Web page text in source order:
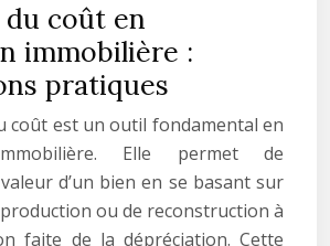
coût en
immobilière :
pratiques
coût est un outil fondamental en
Elle permet de
d’un bien en se basant sur
ou de reconstruction à
faite de la dépréciation. Cette